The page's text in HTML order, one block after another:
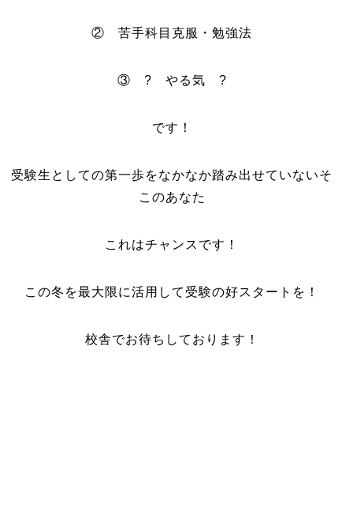
② 苦手科目克服・勉強法
③ ? やる気 ?
です！
受験生としての第一歩をなかなか踏み出せていないそ
このあなた
これはチャンスです！
この冬を最大限に活用して受験の好スタートを！
校舎でお待ちしております！